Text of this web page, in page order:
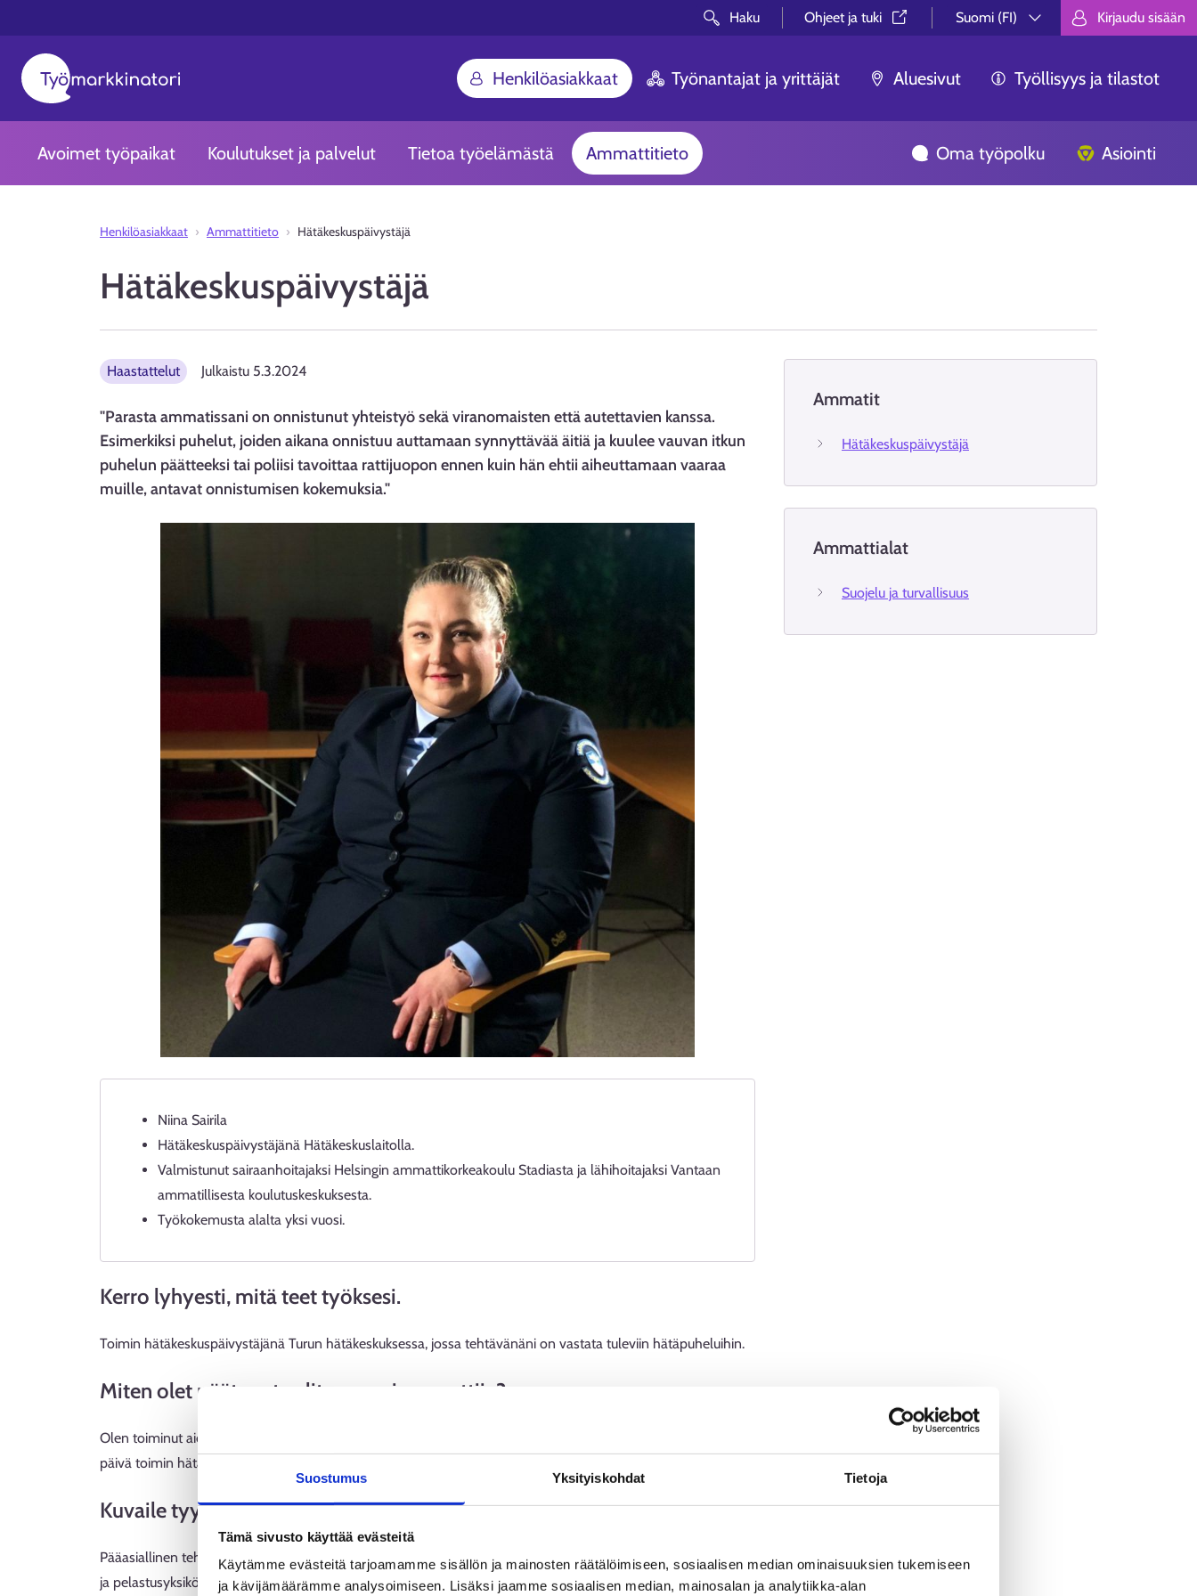
Suostumus Yksityiskohdat Tietoja
Tämä sivusto käyttää evästeitä
Käytämme evästeitä tarjoamamme sisällön ja mainosten räätälöimiseen, sosiaalisen median ominaisuuksien tukemiseen
ja kävijämäärämme analysoimiseen. Lisäksi jaamme sosiaalisen median, mainosalan ja analytiikka-alan
Haku Ohjeet ja tuki⁠
Suomi (FI)
Valitse kieli. Välj språk. Choose
Kirjaudu sisään
Henkilöasiakkaat Työnantajat ja yrittäjät Aluesivut Työllisyys ja tilastot
Avoimet työpaikat Koulutukset ja palvelut Tietoa työelämästä Ammattitieto Oma työpolku Asiointi
Henkilöasiakkaat Ammattitieto Hätäkeskuspäivystäjä
Hätäkeskuspäivystäjä
Haastattelut Julkaistu 5.3.2024
"Parasta ammatissani on onnistunut yhteistyö sekä viranomaisten että autettavien kanssa.
Esimerkiksi puhelut, joiden aikana onnistuu auttamaan synnyttävää äitiä ja kuulee vauvan itkun
puhelun päätteeksi tai poliisi tavoittaa rattijuopon ennen kuin hän ehtii aiheuttamaan vaaraa
muille, antavat onnistumisen kokemuksia."
Niina Sairila
Hätäkeskuspäivystäjänä Hätäkeskuslaitolla.
Valmistunut sairaanhoitajaksi Helsingin ammattikorkeakoulu Stadiasta ja lähihoitajaksi Vantaan
ammatillisesta koulutuskeskuksesta.
Työkokemusta alalta yksi vuosi.
Kerro lyhyesti, mitä teet työksesi.
Toimin hätäkeskuspäivystäjänä Turun hätäkeskuksessa, jossa tehtävänäni on vastata tuleviin hätäpuheluihin.
Miten olet päätynyt valitsemaasi ammattiin?
Olen toiminut aiemmin sairaanhoitajana ja lähihoitajana, mutta minulla on aina ollut haave, että vielä joku
päivä toimin hätäkeskuspäivystäjänä.
Kuvaile tyypillistä työpäivääsi tai työviikkoasi.
Pääasiallinen tehtäväni on puheluihin vastaaminen ja hätätilanteesta ilmoittaminen tarvittaville viranomaisille
ja pelastusyksiköille. Työpäivät ovat hyvin erilaisia, sillä koskaan ei voi tietää millaisiin puheluihin joutuu
Ammatit
Hätäkeskuspäivystäjä
Ammattialat
Suojelu ja turvallisuus